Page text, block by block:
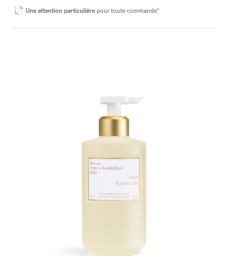
Une attention particulière pour toute commande*